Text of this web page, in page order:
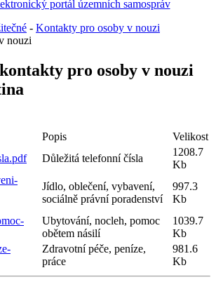
- Kontakty pro osoby v nouzi
nouzi
pro osoby v nouzi
Popis
Velikost
Důležitá telefonní čísla
1208.7
Kb
Jídlo, oblečení, vybavení,
sociálně právní poradenství
997.3
Kb
Ubytování, nocleh, pomoc
obětem násilí
1039.7
Kb
Zdravotní péče, peníze,
práce
981.6
Kb